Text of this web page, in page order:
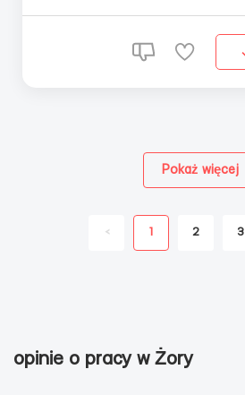
< 1 2 3
Pokaż więcej
opinie o pracy w Żory